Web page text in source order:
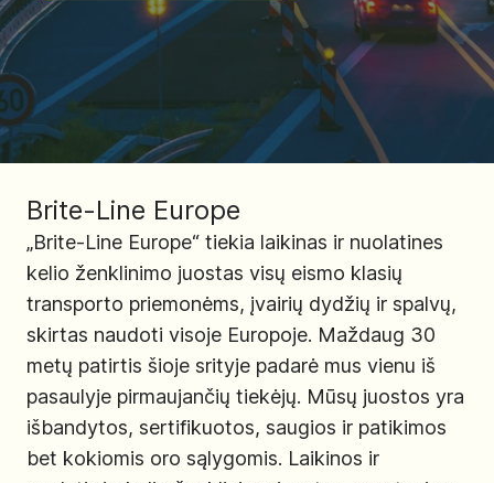
Brite-Line Europe
„Brite-Line Europe“ tiekia laikinas ir nuolatines
kelio ženklinimo juostas visų eismo klasių
transporto priemonėms, įvairių dydžių ir spalvų,
skirtas naudoti visoje Europoje. Maždaug 30
metų patirtis šioje srityje padarė mus vienu iš
pasaulyje pirmaujančių tiekėjų. Mūsų juostos yra
išbandytos, sertifikuotos, saugios ir patikimos
bet kokiomis oro sąlygomis. Laikinos ir